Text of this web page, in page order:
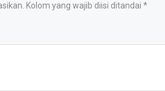
Kolom yang wajib diisi ditandai *